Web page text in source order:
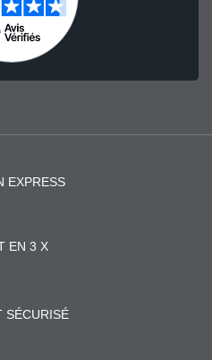
EXPRESS
EN 3 X
SÉCURISÉ